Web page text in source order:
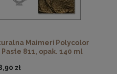
Maimeri Polycolor
811, opak. 140 ml
zł